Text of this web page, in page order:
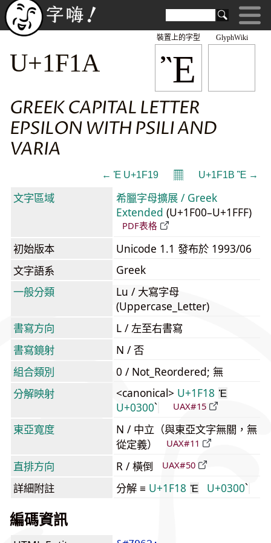
GlyphWiki
Ἒ
裝置上的字型
U+1F1A
GREEK CAPITAL LETTER
EPSILON WITH PSILI AND
VARIA
← Ἑ U+1F19 𝄜 U+1F1B Ἓ →
文字區域
希臘字母擴展 / Greek
Extended (U+1F00–U+1FFF)
PDF表格
初始版本
Unicode 1.1 發布於 1993/06
文字語系
Greek
一般分類
Lu / 大寫字母
(Uppercase_Letter)
書寫方向
L / 左至右書寫
書寫鏡射
N / 否
組合類別
0 / Not_Reordered; 無
分解映射
<canonical> U+1F18 Ἐ
U+0300 UAX#15
東亞寬度
N / 中立（與東亞文字無關，無
從定義）
UAX#11
直排方向 R / 橫倒 UAX#50
詳細附註 分解 ≡ U+1F18 Ἐ U+0300
編碼資訊